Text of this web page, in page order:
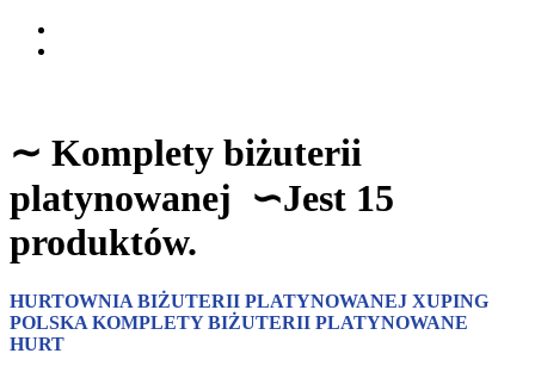
∼ Komplety biżuterii
platynowanej ∽Jest 15
produktów.
HURTOWNIA BIŻUTERII PLATYNOWANEJ XUPING
POLSKA KOMPLETY BIŻUTERII PLATYNOWANE
HURT